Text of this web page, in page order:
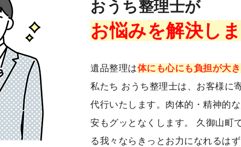
おうち整理士が
お悩みを解決しま
遺品整理は体にも心にも負担が大き
私たち おうち整理士は、お客様に
代行いたします。肉体的・精神的
安もグッとなくします。 久御山町
る我々ならきっとお力になれるはず